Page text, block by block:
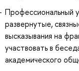
Профессиональный
развернутые,
высказывания на
участвовать в
академического